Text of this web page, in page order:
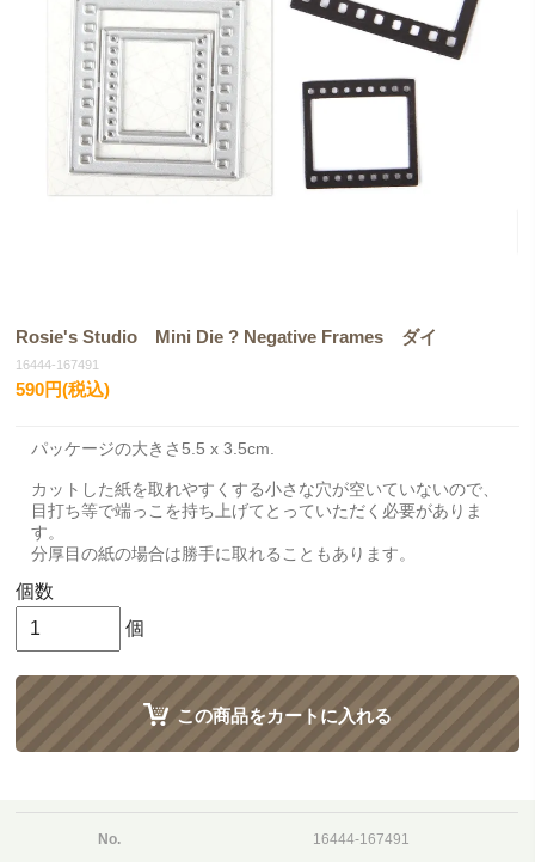
Rosie's Studio Mini Die ? Negative Frames ダイ
16444-167491
590円(税込)
パッケージの大きさ5.5 x 3.5cm.
カットした紙を取れやすくする小さな穴が空いていないので、
目打ち等で端っこを持ち上げてとっていただく必要がありま
す。
分厚目の紙の場合は勝手に取れることもあります。
個数
個
この商品をカートに入れる
No. 16444-167491